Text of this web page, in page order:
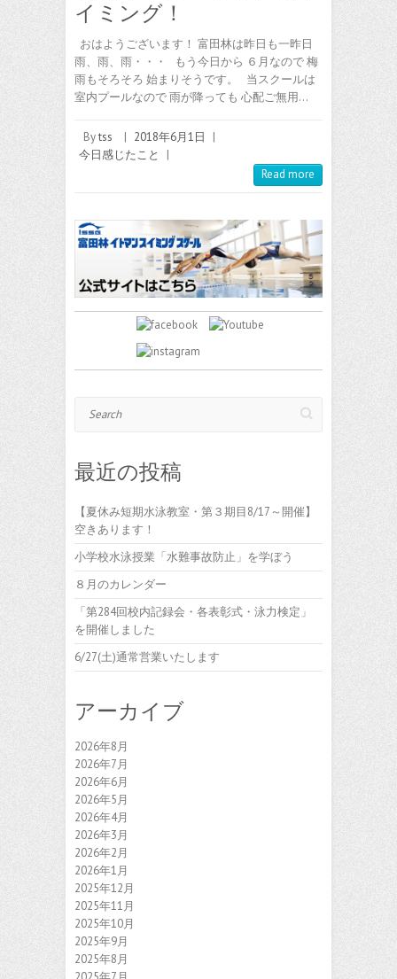
イミング！
おはようございます！ 富田林は昨日も一昨日
雨、雨、雨・・・ もう今日から ６月なので 梅
雨もそろそろ 始まりそうです。 当スクールは
室内プールなので 雨が降っても 心配ご無用…
Bytss | 2018年6月1日
|
今日感じたこと
|
Read more
最近の投稿
【夏休み短期水泳教室・第３期目8/17～開催】
空きあります！
小学校水泳授業「水難事故防止」を学ぼう
８月のカレンダー
「第284回校内記録会・各表彰式・泳力検定」
を開催しました
6/27(土)通常営業いたします
アーカイブ
2026年8月
2026年7月
2026年6月
2026年5月
2026年4月
2026年3月
2026年2月
2026年1月
2025年12月
2025年11月
2025年10月
2025年9月
2025年8月